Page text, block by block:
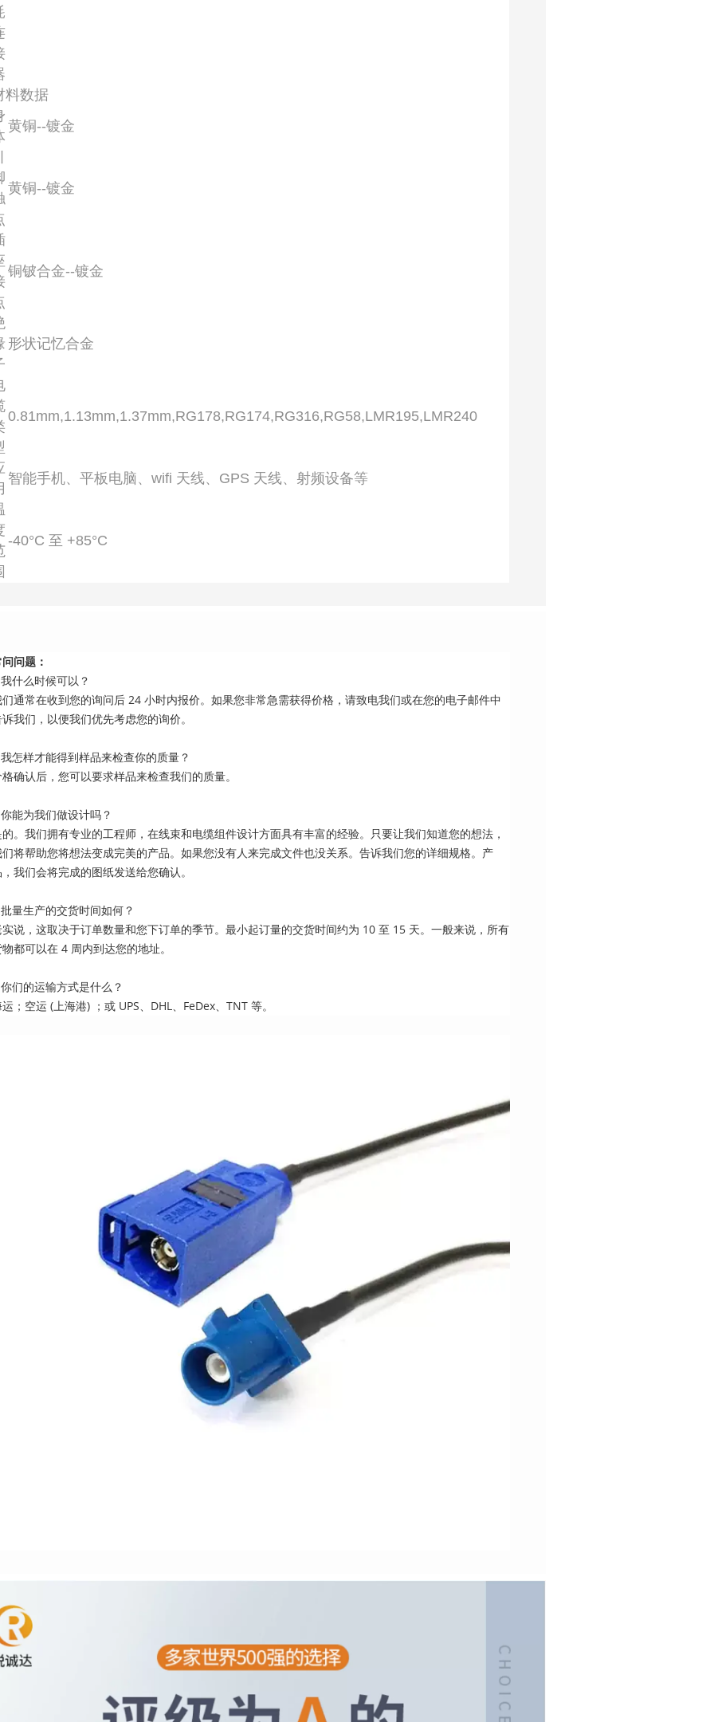
料数据
黄铜--镀金
黄铜--镀金
铜铍合金--镀金
形状记忆合金
0.81mm,1.13mm,1.37mm,RG178,RG174,RG316,RG58,LMR195,LMR240
智能手机、平板电脑、wifi 天线、GPS 天线、射频设备等
-40°C 至 +85°C
问题：
什么时候可以？
们通常在收到您的询问后 24 小时内报价。如果您非常急需获得价格，请致电我们或在您的电子邮件中
我们，以便我们优先考虑您的询价。
怎样才能得到样品来检查你的质量？
确认后，您可以要求样品来检查我们的质量。
能为我们做设计吗？
。我们拥有专业的工程师，在线束和电缆组件设计方面具有丰富的经验。只要让我们知道您的想法，
们将帮助您将想法变成完美的产品。如果您没有人来完成文件也没关系。告诉我们您的详细规格。产
我们会将完成的图纸发送给您确认。
量生产的交货时间如何？
实说，这取决于订单数量和您下订单的季节。最小起订量的交货时间约为 10 至 15 天。一般来说，所有
都可以在 4 周内到达您的地址。
们的运输方式是什么？
；空运 (上海港) ；或 UPS、DHL、FeDex、TNT 等。